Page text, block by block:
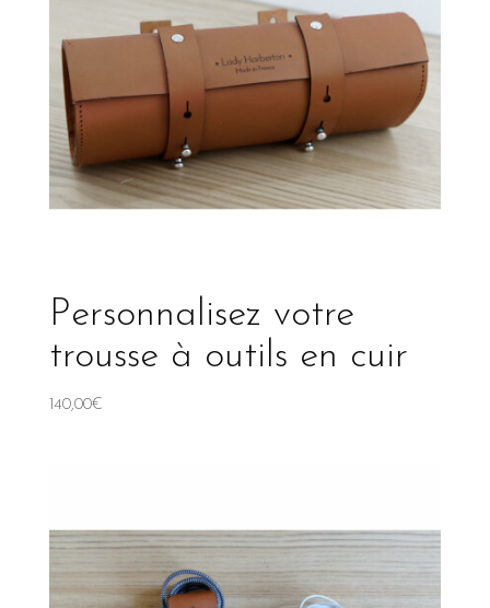
Personnalisez votre
trousse à outils en cuir
140,00€